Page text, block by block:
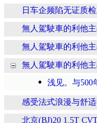
日车企频陷无证质
無人駕駛車的利他主
無人駕駛車的利他主
無人駕駛車的利他主
浅见。与500
感受法式浪漫与舒
北京(BJ)20 1.5T